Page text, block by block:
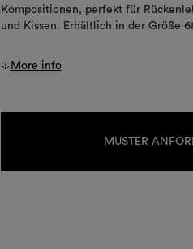
Kompositionen, perfekt für
und Kissen. Erhältlich in der Größe
More info
MUSTER